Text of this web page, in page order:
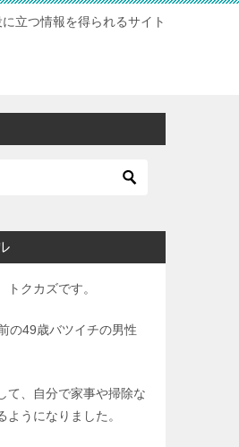
立つ情報を得られるサイト
トクカズです。
の49歳バツイチの男性
て、自分で家事や掃除な
ようになりました。